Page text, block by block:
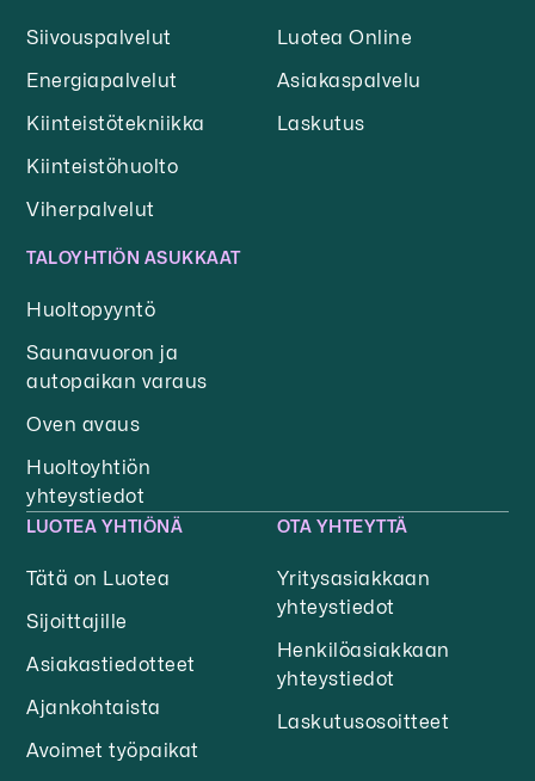
Siivouspalvelut
Energiapalvelut
Kiinteistötekniikka
Kiinteistöhuolto
Viherpalvelut
Luotea Online
Asiakaspalvelu
Laskutus
TALOYHTIÖN ASUKKAAT
Huoltopyyntö
Saunavuoron ja
autopaikan varaus
Oven avaus
Huoltoyhtiön
yhteystiedot
LUOTEA YHTIÖNÄ
Tätä on Luotea
Sijoittajille
Asiakastiedotteet
Ajankohtaista
Avoimet työpaikat
OTA YHTEYTTÄ
Yritysasiakkaan
yhteystiedot
Henkilöasiakkaan
yhteystiedot
Laskutusosoitteet